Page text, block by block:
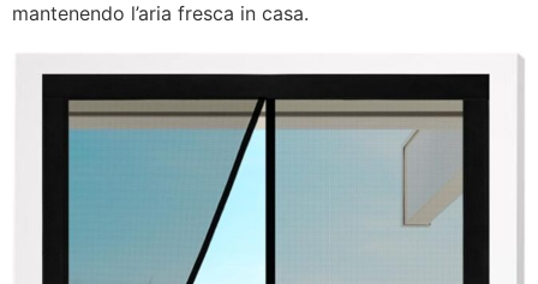
mantenendo l’aria fresca in casa.